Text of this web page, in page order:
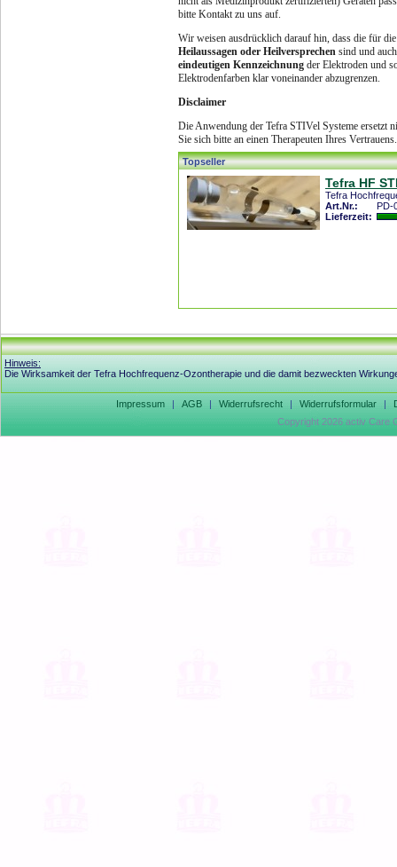
bitte Kontakt zu uns auf.
Wir weisen ausdrücklich darauf hin, dass die für
Heilaussagen oder Heilversprechen sind und
eindeutigen Kennzeichnung der Elektroden und
Elektrodenfarben klar voneinander abzugrenzen.
Disclaimer
Die Anwendung der Tefra STIVel Systeme ersetzt
Sie sich bitte an einen Therapeuten Ihres
Topseller
Tefra HF
Tefra
Art.Nr.:
PD-
Lieferzeit:
Hinweis:
Die Wirksamkeit der Tefra Hochfrequenz-Ozontherapie und die damit bezweckten
Impressum | AGB | Widerrufsrecht | Widerrufsformular |
Copyright 2026 activ Care